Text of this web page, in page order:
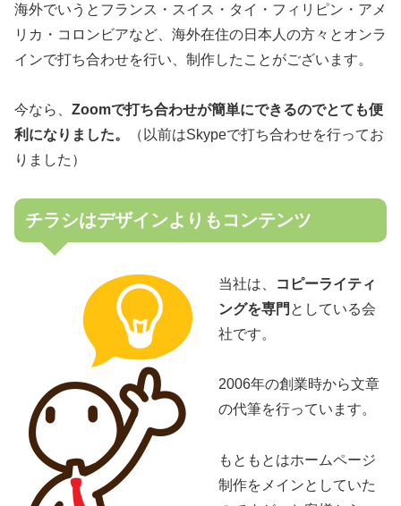
海外でいうとフランス・スイス・タイ・フィリピン・アメ
リカ・コロンビアなど、海外在住の日本人の方々とオンラ
インで打ち合わせを行い、制作したことがございます。
今なら、 Zoomで打ち合わせが簡単にできるのでとても便
利になりました。
（以前はSkypeで打ち合わせを行ってお
りました）
チラシはデザインよりもコンテンツ
当社は、
コピーライティ
ングを専門 としている会
社です。
2006年の創業時から文章
の代筆を行っています。
もともとはホームページ
制作をメインとしていた